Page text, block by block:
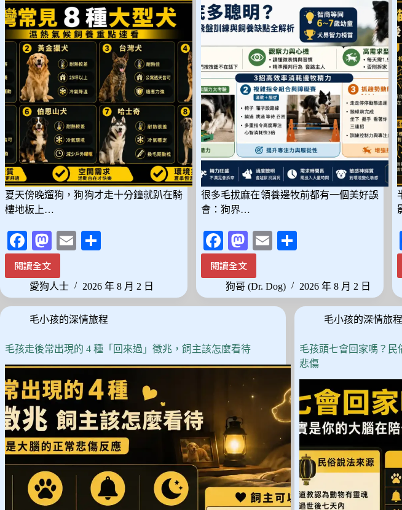
毛
的！
低
過
敏
20
犬
種
挑
選
與
照
護
解
析
10
款
性
格、
養
難
度、
花
費
全
較
夏天傍晚遛狗，狗狗才走十分鐘就趴在騎
樓地板上…
Fa
ce
bo
ok
M
as
to
do
n
E
ail
閱讀全文
台
灣
濕
熱
氣
養
大
犬
前
先
看
這
篇：
3
種
耐
熱
愛狗人士 2026 年 8 月 2 日
很多毛拔麻在領養邊牧前都有一個美好誤
會：狗界…
Fa
ce
bo
ok
M
as
to
do
E
ail
閱讀全文
邊
牧
不
是
乖，
是
生
會
想
——
聰
明
背
後
的
訓
狗哥 (Dr. Dog) 2026 年 8 月 2 日
毛小孩的深情旅程
毛孩走後常出現的 4 種「回來過」徵兆，飼主該怎麼看待
毛小孩的深情旅程
毛孩頭七會回家嗎？民
悲傷